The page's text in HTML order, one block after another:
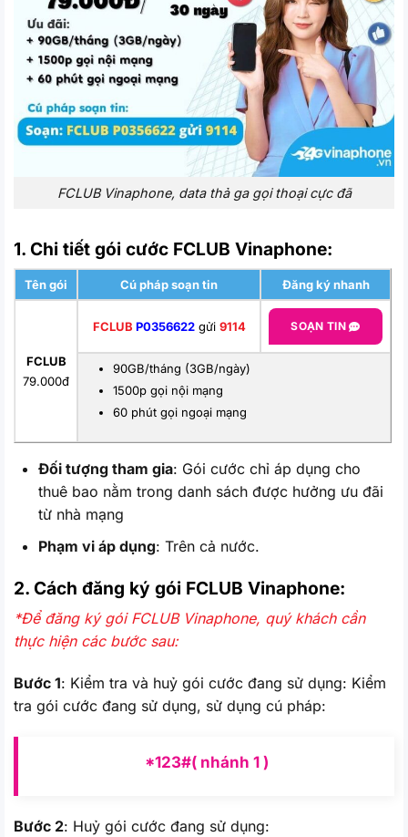
FCLUB Vinaphone, data thả ga gọi thoại cực đã
1. Chi tiết gói cước FCLUB Vinaphone:
Tên gói Cú pháp soạn tin Đăng ký nhanh
FCLUB
79.000đ
FCLUB P0356622gửi 9114 SOẠN TIN
90GB/tháng (3GB/ngày)
1500p gọi nội mạng
60 phút gọi ngoại mạng
Đối tượng tham gia: Gói cước chỉ áp dụng cho
thuê bao nằm trong danh sách được hưởng ưu đãi
từ nhà mạng
Phạm vi áp dụng: Trên cả nước.
2. Cách đăng ký gói FCLUB Vinaphone:
*Để đăng ký gói FCLUB Vinaphone, quý khách cần
thực hiện các bước sau:
Bước 1: Kiểm tra và huỷ gói cước đang sử dụng: Kiểm
tra gói cước đang sử dụng, sử dụng cú pháp:
*123#( nhánh 1 )
Bước 2: Huỷ gói cước đang sử dụng: